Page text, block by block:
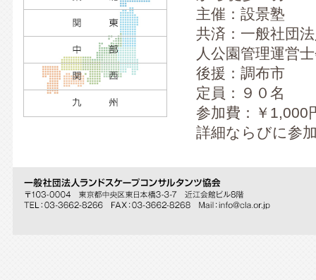
主催：設景塾
共済：一般社団
人公園管理運営
後援：調布市
定員：９０名
参加費：￥1,000
詳細ならびに参